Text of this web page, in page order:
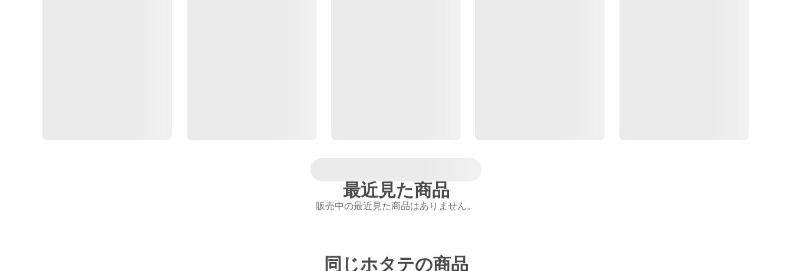
最近見た商品
販売中の最近見た商品はありません。
同じホタテの商品